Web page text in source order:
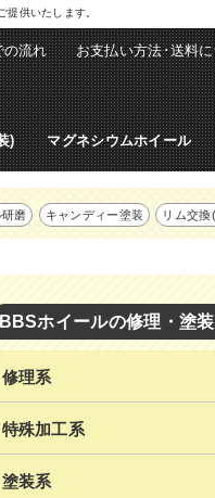
供いたします。
流れ お支払い方法･送料
) マグネシウムホイール
研磨 キャンディー塗装 リム交換
BBSホイールの修理・塗装
修理系
特殊加工系
塗装系